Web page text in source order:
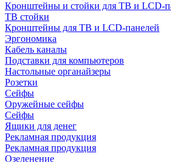
Кронштейны и стойки для ТВ и LCD-
ТВ стойки
Кронштейны для ТВ и LCD-панелей
Эргономика
Кабель каналы
Подставки для компьютеров
Настольные органайзеры
Розетки
Сейфы
Оружейные сейфы
Сейфы
Ящики для денег
Рекламная продукция
Рекламная продукция
Озеленение